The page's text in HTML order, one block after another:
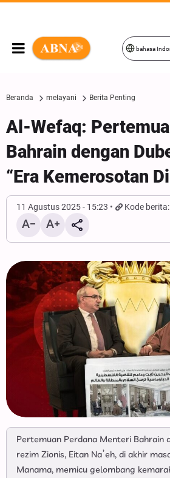
bahasa
Beranda melayani Berita Penting
Al-Wefaq:
Bahrain dengan
“Era Kemerosotan
11 Agustus 2025 - 15:23 Kode
Pertemuan Perdana Menteri Bahrain
rezim Zionis, Eitan Na’eh, di akhir
Manama, memicu gelombang